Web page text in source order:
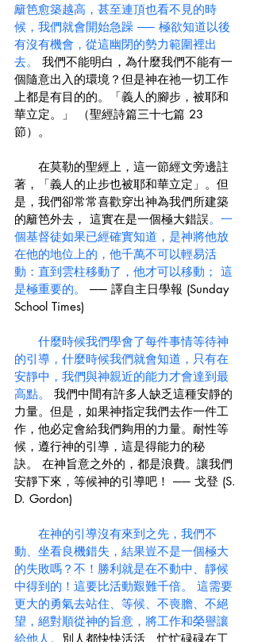
籬笆愈築越高，甚至連頂也看不見的時
候，我們就會開始急躁 ── 極欲知道以後
有沒有機會，從這幽閉的勢力範圍裡出
去。
我們不能明白，為什麼我們不能有一
個隨意出入的環境？但是神在祂一切工作
上都是有目的的。「義人的腳步，被耶和
華立定。」 （聖經詩篇三十七篇 23
節）。
在莫勒的聖經上，這一節經文旁邊註
著，「義人的止步也被耶和華立定」。但
是，我們卻常常喜歡穿出神為我們所建築
的籬笆外去， 這實在是一個極大錯誤。一
個基督徒如果已經確實知道，是神將他放
在他的地位上的，他千萬不可以輕易活
動：直到雲柱移動了，他才可以移動； 這
是極重要的。
── 譯自主日學報 (Sunday
School Times)
什麼時候我們學會了每件事情等待神
的引導，什麼時候我們就會知道，只有在
安靜中，我們與神親近的能力才會達到最
高點。 我們中間有許多人缺乏這種安靜的
力量。但是，如果神指定我們去作一件工
作，他必定會給我們夠用的力量。耐性等
候，遵行神的引導，這是得能力的秘
訣。 在神旨意之外的，都是浪費。讓我們
安靜下來，等候神的引導吧！ ── 戈登 (S.
D. Gordon)
在神的引導沒有來到之先，我們不
動、坐看良機錯失，結果豈不是一個極大
的失敗嗎？不！勝利就是在不動中、靜候
中得到的！這要比活動艱難千倍。 這需要
更大的勇氣去站住、等候、不喪膽、不絕
望，絕對順從神的旨意，將工作和榮譽讓
給他人。 別人都快快活活、忙忙碌碌在工